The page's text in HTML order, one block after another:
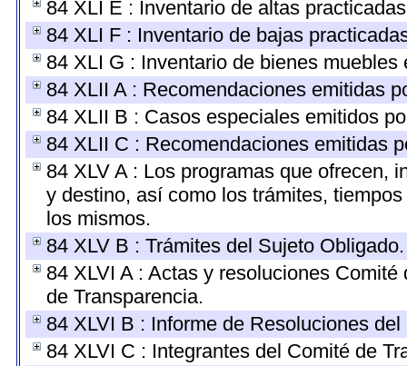
84 XLI E : Inventario de altas
84 XLI F : Inventario de bajas
84 XLI G : Inventario de bienes muebles
84 XLII A : Recomendaciones emitidas
84 XLII B : Casos especiales emitidos
84 XLII C : Recomendaciones emitidas
84 XLV A : Los programas que ofrecen,
y destino, así como los trámites,
los mismos.
84 XLV B : Trámites del Sujeto Obligado.
84 XLVI A : Actas y resoluciones
de Transparencia.
84 XLVI B : Informe de Resoluciones
84 XLVI C : Integrantes del Comité de